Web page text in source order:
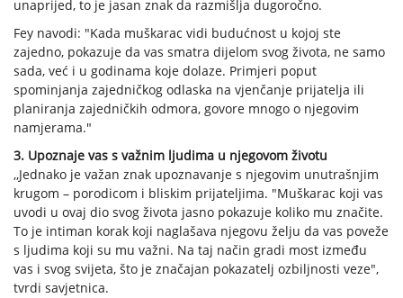
unaprijed, to je jasan znak da razmišlja dugoročno.
Fey navodi: "Kada muškarac vidi budućnost u kojoj ste
zajedno, pokazuje da vas smatra dijelom svog života, ne samo
sada, već i u godinama koje dolaze. Primjeri poput
spominjanja zajedničkog odlaska na vjenčanje prijatelja ili
planiranja zajedničkih odmora, govore mnogo o njegovim
namjerama."
3. Upoznaje vas s važnim ljudima u njegovom životu
,,Jednako je važan znak upoznavanje s njegovim unutrašnjim
krugom – porodicom i bliskim prijateljima. "Muškarac koji vas
uvodi u ovaj dio svog života jasno pokazuje koliko mu značite.
To je intiman korak koji naglašava njegovu želju da vas poveže
s ljudima koji su mu važni. Na taj način gradi most između
vas i svog svijeta, što je značajan pokazatelj ozbiljnosti veze",
tvrdi savjetnica.